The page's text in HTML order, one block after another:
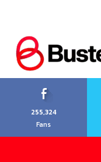
255,324
Fans